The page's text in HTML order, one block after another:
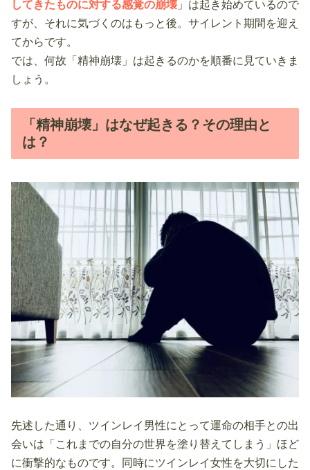
してきたものに対する感覚の崩壊 」は起き始めているので
すが、それに気づくのはもっと後。サイレント期間を迎え
てからです。
では、何故「精神崩壊」は起きるのかを順番に見ていきま
しょう。
「精神崩壊」はなぜ起きる？その理由と
は？
先述した通り、ツインレイ男性にとって運命の相手との出
会いは「これまでの自分の世界を塗り替えてしまう」ほど
に衝撃的なものです。同時にツインレイ女性を大切にした